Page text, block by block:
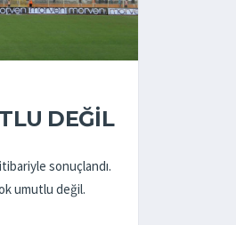
DEĞIL
sonuçlandı.
umutlu değil.